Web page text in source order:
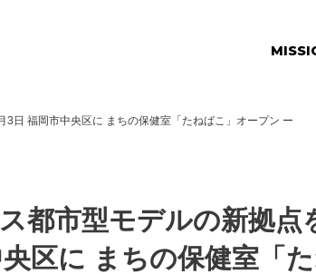
日 福岡市中央区に まちの保健室「たねばこ」オープン ー
都市型モデルの新拠
区に まちの保健室「